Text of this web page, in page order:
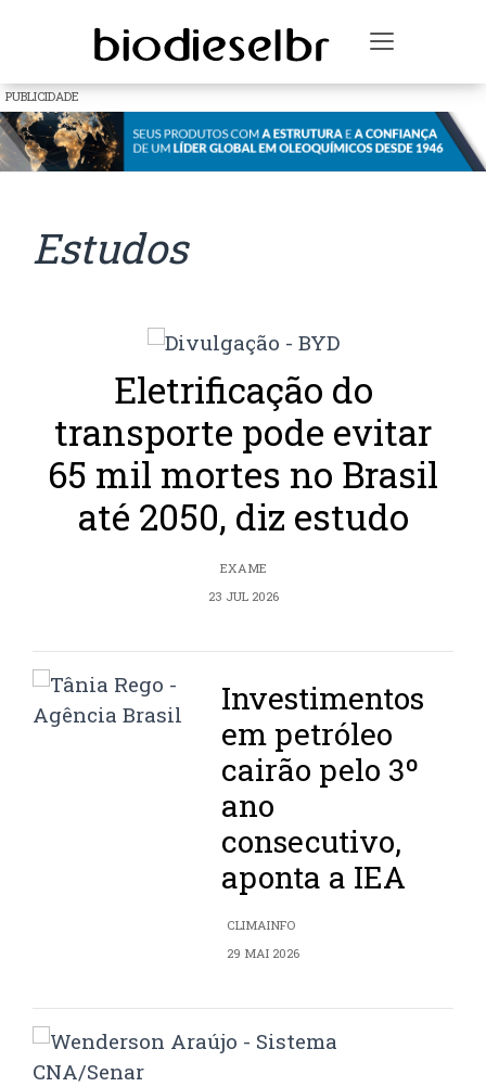
Toggle
PUBLICIDADE
Estudos
Eletrificação do
transporte pode evitar
65 mil mortes no Brasil
até 2050, diz estudo
EXAME
23 JUL 2026
Investimentos
em petróleo
cairão pelo 3º
ano
consecutivo,
aponta a IEA
CLIMAINFO
29 MAI 2026